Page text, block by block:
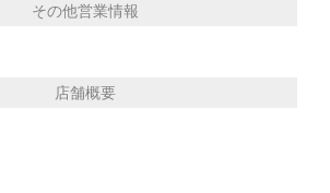
その他営業情報
店舗概要